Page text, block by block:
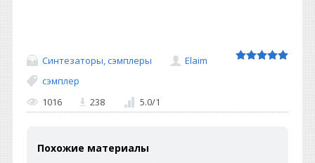
Синтезаторы, сэмплеры
Elaim
сэмплер
1016
238 5.0/1
Похожие материалы